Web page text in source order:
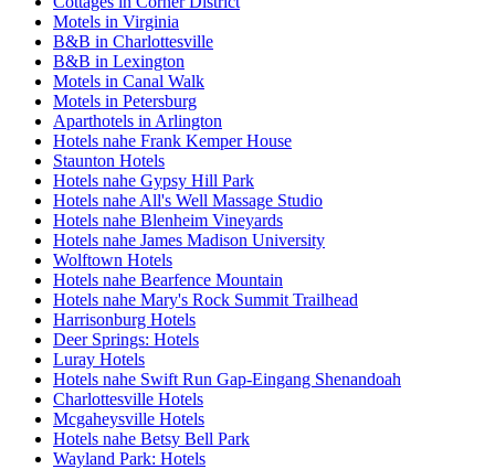
Motels in Virginia
B&B in Charlottesville
B&B in Lexington
Motels in Canal Walk
Motels in Petersburg
Aparthotels in Arlington
Hotels nahe Frank Kemper House
Staunton Hotels
Hotels nahe Gypsy Hill Park
Hotels nahe All's Well Massage Studio
Hotels nahe Blenheim Vineyards
Hotels nahe James Madison University
Wolftown Hotels
Hotels nahe Bearfence Mountain
Hotels nahe Mary's Rock Summit Trailhead
Harrisonburg Hotels
Deer Springs: Hotels
Luray Hotels
Hotels nahe Swift Run Gap-Eingang Shenandoah
Charlottesville Hotels
Mcgaheysville Hotels
Hotels nahe Betsy Bell Park
Wayland Park: Hotels